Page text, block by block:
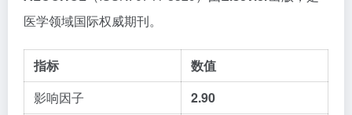
医学领域国际权威期刊。
指标
数值
影响因子
2.90